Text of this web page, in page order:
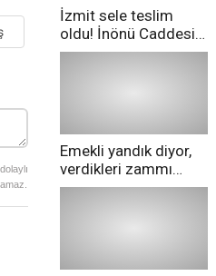
İzmit sele teslim
oldu! İnönü Caddesi
göle döndü!
Emekli yandık diyor,
verdikleri zammı
pazarda geri aldılar!